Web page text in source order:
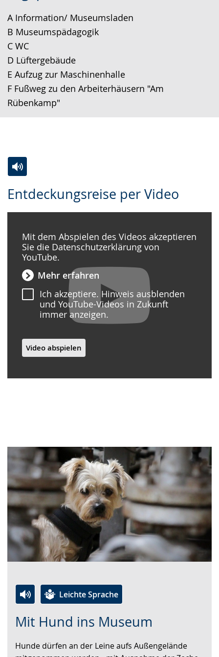
A Information/ Museumsladen
B Museumspädagogik
C WC
D Lüftergebäude
E Aufzug zur Maschinenhalle
F Fußweg zu den Arbeiterhäusern "Am
Rübenkamp"
wechseln.
Deutscher
Gebärdensprache
wird
angezeigt.
Entdeckungsreise per Video
Mit dem Abspielen des Videos akzeptieren
Sie die Datenschutzerklärung von
YouTube.
Mehr erfahren
Ich akzeptiere. Hinweis ausblenden
und YouTube-Videos in Zukunft
immer anzeigen.
Video abspielen
Leichten
Sprache
Audio-
Unterstützung.
Video
in
Gebärdensprache
wird
angezeigt.
Mit Hund ins Museum
Leichte Sprache
Leichten
wechseln.
Audio-
Video
Deutscher
Hunde dürfen an der Leine aufs Außengelände